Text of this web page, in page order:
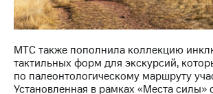
именных
облигаций
Регистратор
Реквизиты
МТС также пополнила коллекцию
тактильных форм для экскурсий,
по палеонтологическому маршруту
Установленная в рамках «Места силы»